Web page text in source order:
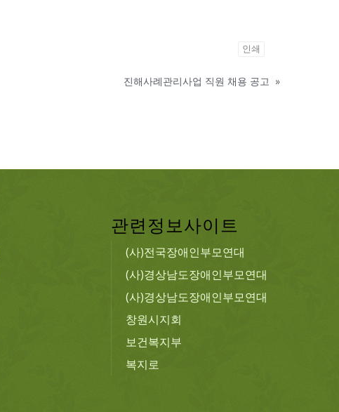
인쇄
진해사례관리사업 직원 채용 공고 »
관련정보사이트
(사)전국장애인부모연대
(사)경상남도장애인부모연대
(사)경상남도장애인부모연대
창원시지회
보건복지부
복지로